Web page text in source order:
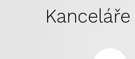
Kanceláře